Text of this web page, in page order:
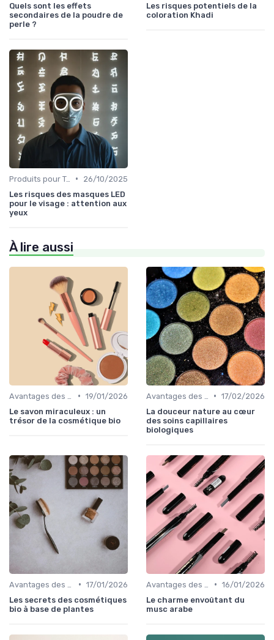
Quels sont les effets
secondaires de la poudre de
perle ?
Les risques potentiels de la
coloration Khadi
Produits pour Types de Peau •
26/10/2025
Les risques des masques LED
pour le visage : attention aux
yeux
À lire aussi
• 19/01/2026
Le savon miraculeux : un
trésor de la cosmétique bio
• 17/02/2026
La douceur nature au cœur
des soins capillaires
biologiques
• 17/01/2026
Les secrets des cosmétiques
bio à base de plantes
• 16/01/2026
Le charme envoûtant du
musc arabe